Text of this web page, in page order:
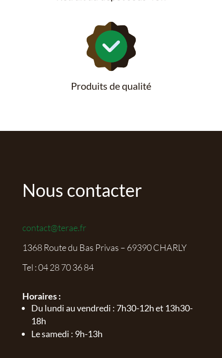
Produits de qualité
Nous contacter
contact@terae.fr
1368 Route du Bas Privas – 69390 CHARLY
Tel :04 28 70 36 84
Horaires :
Du lundi au vendredi : 7h30-12h et 13h30-
18h
Le samedi : 9h-13h